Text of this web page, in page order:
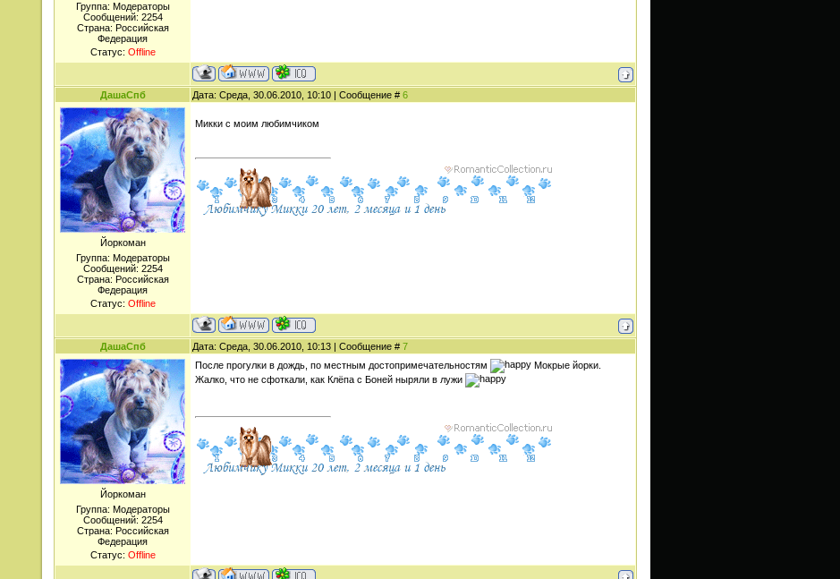
Группа: Модераторы
Сообщений: 2254
Страна: Российская
Федерация
Статус: Offline
ДашаСпб Дата: Среда, 30.06.2010, 10:10 | Сообщение # 6
Йоркоман
Группа: Модераторы
Сообщений: 2254
Страна: Российская
Федерация
Статус: Offline
Микки с моим любимчиком
ДашаСпб Дата: Среда, 30.06.2010, 10:13 | Сообщение # 7
Йоркоман
Группа: Модераторы
Сообщений: 2254
Страна: Российская
Федерация
Статус: Offline
После прогулки в дождь, по местным достопримечательностям
Мокрые йорки.
Жалко, что не сфоткали, как Клёпа с Боней ныряли в лужи